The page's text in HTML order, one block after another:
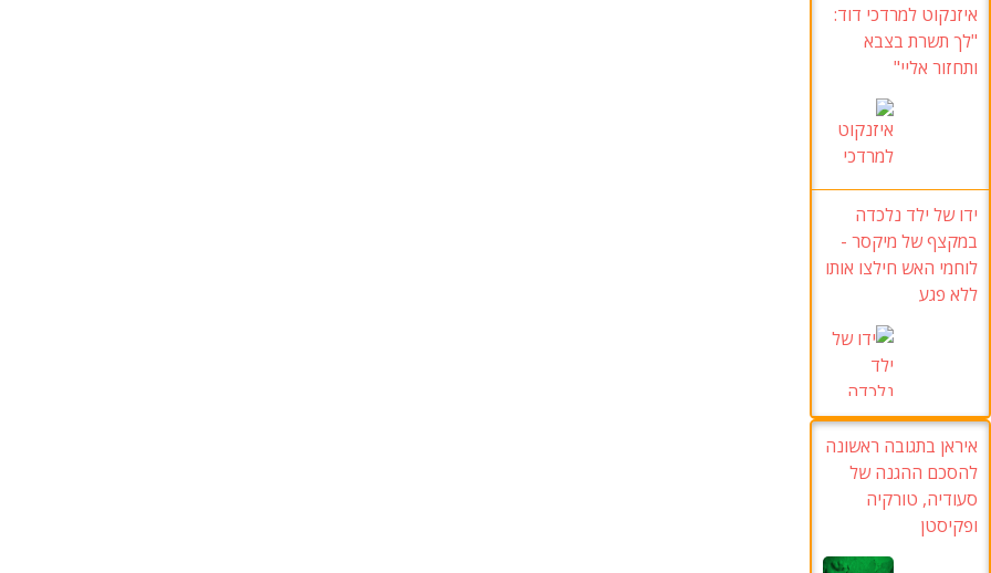
איזנקוט למרדכי דוד:
"לך תשרת בצבא
ותחזור אליי"
ידו של ילד נלכדה
במקצף של מיקסר -
לוחמי האש חילצו אותו
ללא פגע
איראן בתגובה ראשונה
להסכם ההגנה של
סעודיה, טורקיה
ופקיסטן